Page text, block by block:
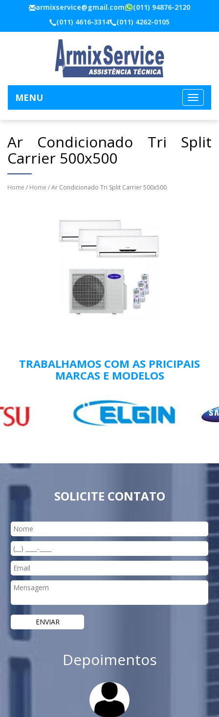
armixservice@gmail.com
(011) 94876-2120
(011) 4616-3314
(011) 4262-0105
MENU
Ar Condicionado Tri Split
Carrier 500x500
Home / Home / Ar Condicionado Tri Split Carrier 500x500
TRABALHAMOS COM AS PRICIPAIS
MARCAS E MODELOS
SOLICITE CONTATO
Depoimentos